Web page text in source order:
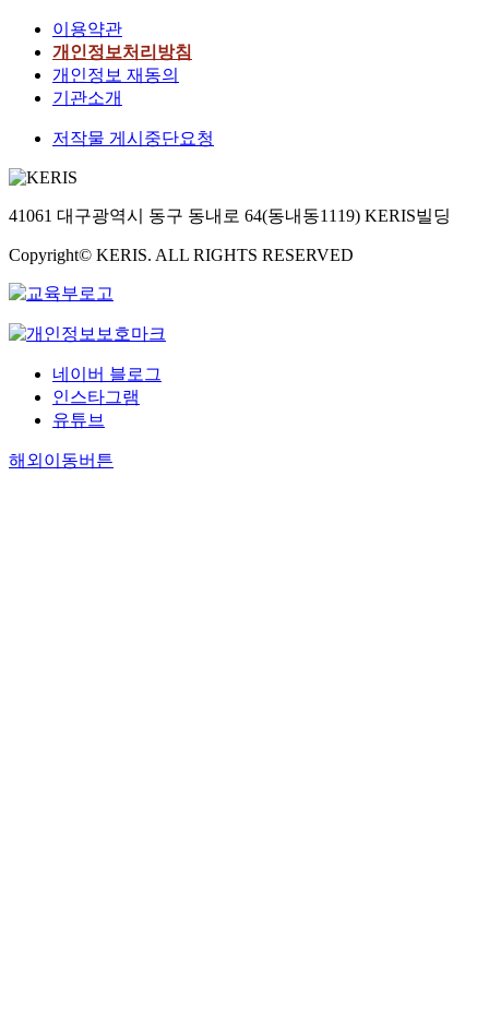
이용약관
개인정보처리방침
개인정보 재동의
기관소개
저작물 게시중단요청
41061 대구광역시 동구 동내로 64(동내동1119) KERIS빌딩
Copyright© KERIS. ALL RIGHTS RESERVED
네이버 블로그
인스타그램
유튜브
해외이동버튼